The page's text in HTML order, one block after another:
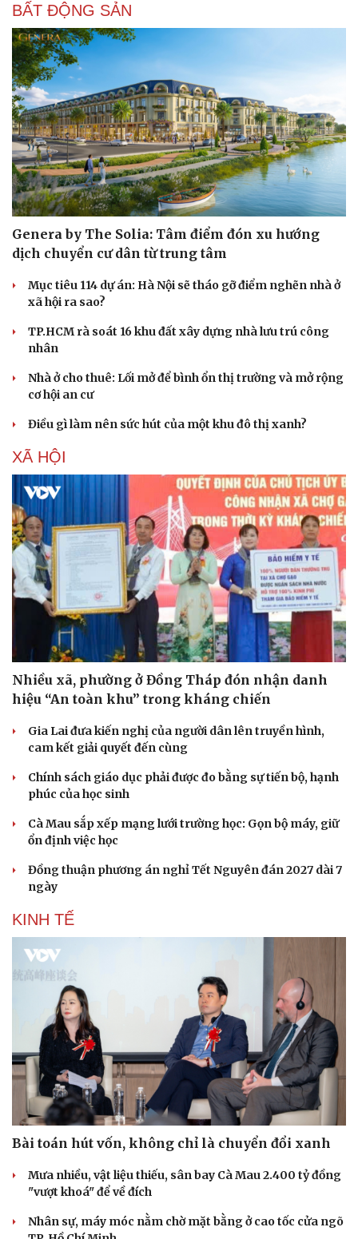
Sân khấu - Điện ảnh
Văn học
Di sản
Nghệ sĩ
BẤT ĐỘNG SẢN
Genera by The Solia: Tâm điểm đón xu hướng
dịch chuyển cư dân từ trung tâm
Mục tiêu 114 dự án: Hà Nội sẽ tháo gỡ điểm nghẽn nhà ở
xã hội ra sao?
TP.HCM rà soát 16 khu đất xây dựng nhà lưu trú công
nhân
Nhà ở cho thuê: Lối mở để bình ổn thị trường và mở rộng
cơ hội an cư
Điều gì làm nên sức hút của một khu đô thị xanh?
XÃ HỘI
Nhiều xã, phường ở Đồng Tháp đón nhận danh
hiệu “An toàn khu” trong kháng chiến
Gia Lai đưa kiến nghị của người dân lên truyền hình,
cam kết giải quyết đến cùng
Chính sách giáo dục phải được đo bằng sự tiến bộ, hạnh
phúc của học sinh
Cà Mau sắp xếp mạng lưới trường học: Gọn bộ máy, giữ
ổn định việc học
Đồng thuận phương án nghỉ Tết Nguyên đán 2027 dài 7
ngày
KINH TẾ
Bài toán hút vốn, không chỉ là chuyển đổi xanh
Mưa nhiều, vật liệu thiếu, sân bay Cà Mau 2.400 tỷ đồng
"vượt khoá" để về đích
Nhân sự, máy móc nằm chờ mặt bằng ở cao tốc cửa ngõ